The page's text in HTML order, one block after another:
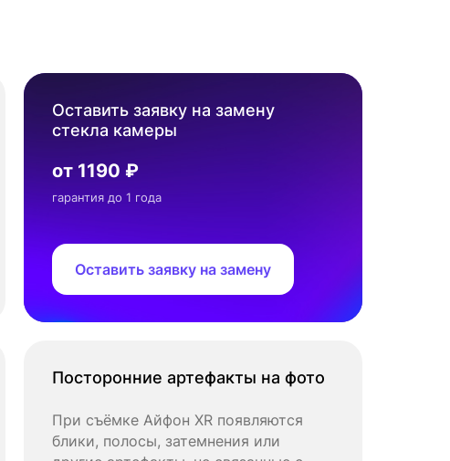
Оставить заявку на замену
стекла камеры
от 1190 ₽
гарантия до 1 года
Оставить заявку на замену
Посторонние артефакты на фото
При съёмке Айфон XR появляются
блики, полосы, затемнения или